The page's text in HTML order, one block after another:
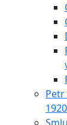
Petr
1920